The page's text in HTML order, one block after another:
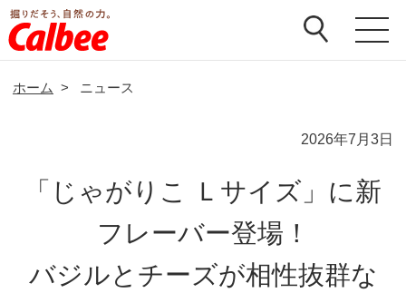
ホーム > ニュース
2026年7月3日
「じゃがりこ Ｌサイズ」に新
フレーバー登場！
バジルとチーズが相性抜群な